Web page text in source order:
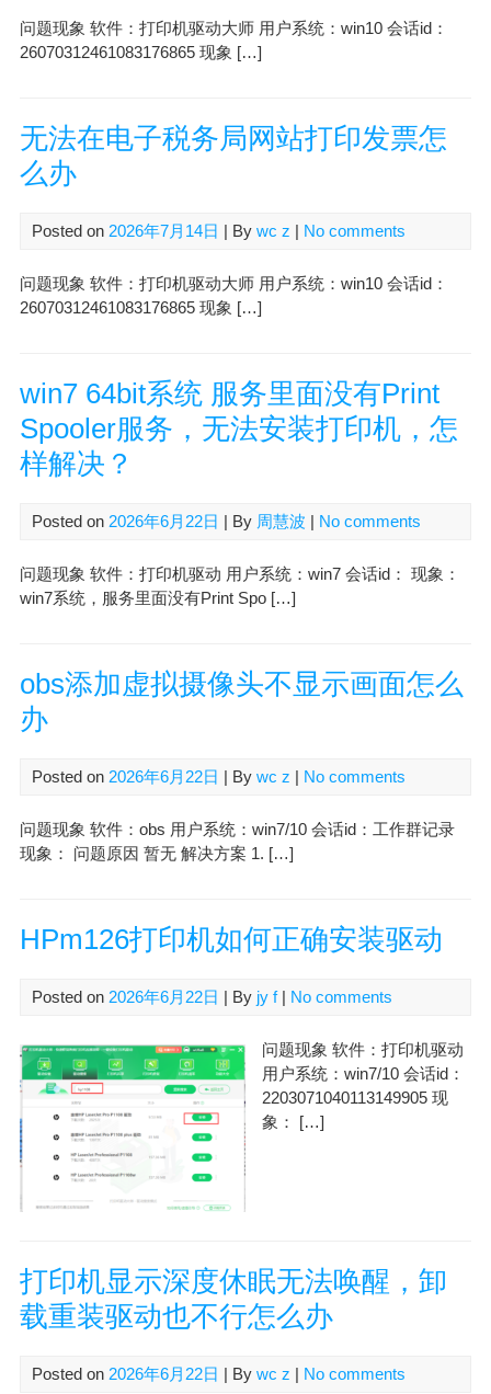
问题现象 软件：打印机驱动大师 用户系统：win10 会话id：
26070312461083176865 现象 […]
无法在电子税务局网站打印发票怎
么办
Posted on 2026年7月14日 | By wc z No comments
问题现象 软件：打印机驱动大师 用户系统：win10 会话id：
26070312461083176865 现象 […]
win7 64bit系统 服务里面没有Print
Spooler服务，无法安装打印机，怎
样解决？
Posted on 2026年6月22日 | By 周慧波 No comments
问题现象 软件：打印机驱动 用户系统：win7 会话id： 现象：
win7系统，服务里面没有Print Spo […]
obs添加虚拟摄像头不显示画面怎么
办
Posted on 2026年6月22日 | By wc z No comments
问题现象 软件：obs 用户系统：win7/10 会话id：工作群记录
现象： 问题原因 暂无 解决方案 1. […]
HPm126打印机如何正确安装驱动
Posted on 2026年6月22日 | By jy f| No comments
问题现象 软件：打印机驱动
用户系统：win7/10 会话id：
2203071040113149905 现
象： […]
打印机显示深度休眠无法唤醒，卸
载重装驱动也不行怎么办
Posted on 2026年6月22日 | By wc z | No comments